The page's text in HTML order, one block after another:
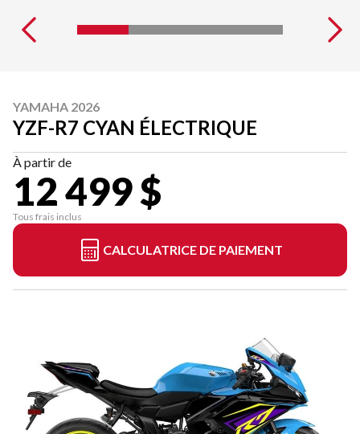
YAMAHA 2026
YZF-R7 CYAN ÉLECTRIQUE
À partir de
12 499 $
Tous frais inclus
CALCULATRICE DE PAIEMENT